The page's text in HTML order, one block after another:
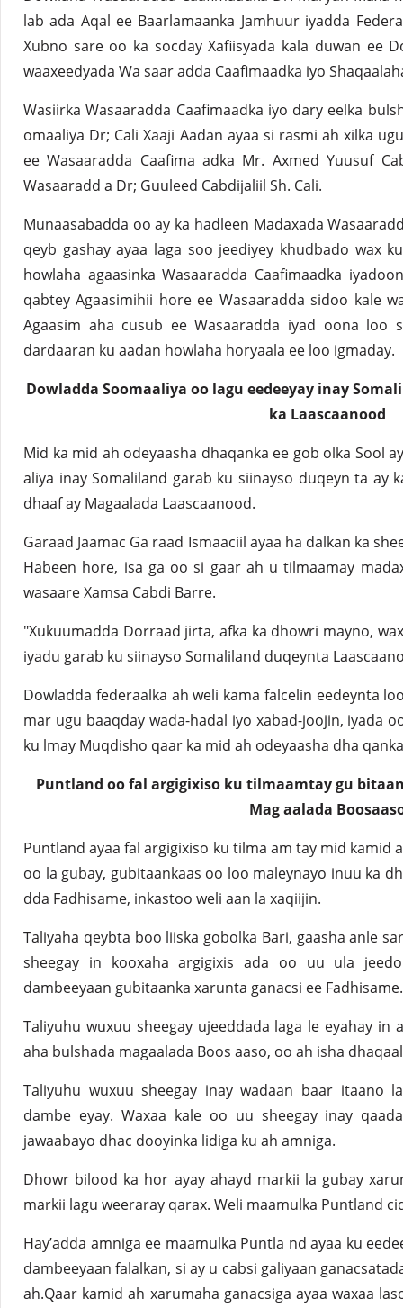
lab ada Aqal ee Baarlamaanka Jamhuur iyadda
Xubno sare oo ka socday Xafiisyada kala duwan ee
waaxeedyada Wa saar adda Caafimaadka iyo
Wasiirka Wasaaradda Caafimaadka iyo dary eelka
omaaliya Dr; Cali Xaaji Aadan ayaa si rasmi ah xilka
ee Wasaaradda Caafima adka Mr. Axmed Yuusuf
Wasaaradd a Dr; Guuleed Cabdijaliil Sh. Cali.
Munaasabadda oo ay ka hadleen Madaxada
qeyb gashay ayaa laga soo jeediyey khudbado wax
howlaha agaasinka Wasaaradda Caafimaadka
qabtey Agaasimihii hore ee Wasaaradda sidoo kale
Agaasim aha cusub ee Wasaaradda iyad oona loo
dardaaran ku aadan howlaha horyaala ee loo igmaday.
Dowladda Soomaaliya oo lagu eedeeyay inay
ka Laascaanood
Mid ka mid ah odeyaasha dhaqanka ee gob olka Sool
aliya inay Somaliland garab ku siinayso duqeyn ta ay
dhaaf ay Magaalada Laascaanood.
Garaad Jaamac Ga raad Ismaaciil ayaa ha dalkan ka
Habeen hore, isa ga oo si gaar ah u tilmaamay
wasaare Xamsa Cabdi Barre.
"Xukuumadda Dorraad jirta, afka ka dhowri mayno,
iyadu garab ku siinayso Somaliland duqeynta
Dowladda federaalka ah weli kama falcelin eedeynta
mar ugu baaqday wada-hadal iyo xabad-joojin, iyada
ku lmay Muqdisho qaar ka mid ah odeyaasha dha
Puntland oo fal argigixiso ku tilmaamtay gu
Mag aalada
Puntland ayaa fal argigixiso ku tilma am tay mid kamid
oo la gubay, gubitaankaas oo loo maleynayo inuu ka
dda Fadhisame, inkastoo weli aan la xaqiijin.
Taliyaha qeybta boo liiska gobolka Bari, gaasha anle
sheegay in kooxaha argigixis ada oo uu ula
dambeeyaan gubitaanka xarunta ganacsi ee Fadhisame.
Taliyuhu wuxuu sheegay ujeeddada laga le eyahay in
aha bulshada magaalada Boos aaso, oo ah isha
Taliyuhu wuxuu sheegay inay wadaan baar itaano
dambe eyay. Waxaa kale oo uu sheegay inay
jawaabayo dhac dooyinka lidiga ku ah amniga.
Dhowr bilood ka hor ayay ahayd markii la gubay
markii lagu weeraray qarax. Weli maamulka Puntland
Hay’adda amniga ee maamulka Puntla nd ayaa ku
dambeeyaan falalkan, si ay u cabsi galiyaan
ah.Qaar kamid ah xarumaha ganacsiga ayaa waxaa